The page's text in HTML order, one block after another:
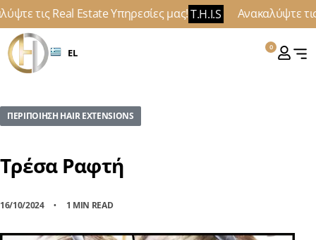
τις Real Estate Υπηρεσίες μας!T.H.I.S Ανακαλύψτε
EL 0
ΠΕΡΙΠΟΊΗΣΗ HAIR EXTENSIONS
Τρέσα Ραφτή
16/10/2024 1 MIN READ